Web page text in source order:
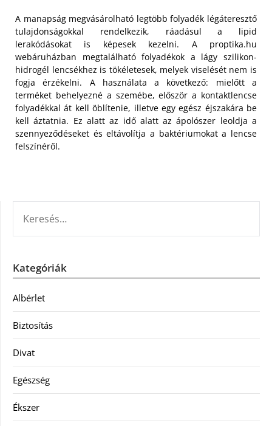
A manapság megvásárolható legtöbb folyadék légáteresztő
tulajdonságokkal rendelkezik, ráadásul a lipid
lerakódásokat is képesek kezelni. A proptika.hu
webáruházban megtalálható folyadékok a lágy szilikon-
hidrogél lencsékhez is tökéletesek, melyek viselését nem is
fogja érzékelni. A használata a következő: mielőtt a
terméket behelyezné a szemébe, először a kontaktlencse
folyadékkal át kell öblítenie, illetve egy egész éjszakára be
kell áztatnia. Ez alatt az idő alatt az ápolószer leoldja a
szennyeződéseket és eltávolítja a baktériumokat a lencse
felszínéről.
Kategóriák
Albérlet
Biztosítás
Divat
Egészség
Ékszer